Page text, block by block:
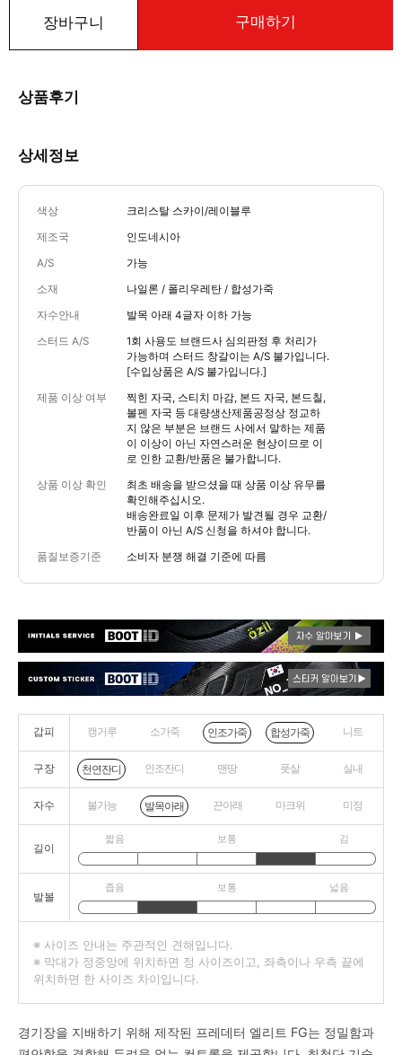
장바구니 구매하기
상품후기
상세정보
색상 크리스탈 스카이/레이블루
제조국 인도네시아
A/S 가능
소재 나일론 / 폴리우레탄 / 합성가죽
자수안내 발목 아래 4글자 이하 가능
스터드 A/S
1회 사용도 브랜드사 심의판정 후 처리가
가능하며 스터드 창갈이는 A/S 불가입니다.
[수입상품은 A/S 불가입니다.]
제품 이상 여부
찍힌 자국, 스티치 마감, 본드 자국, 본드칠,
볼펜 자국 등 대량생산제품공정상 정교하
지 않은 부분은 브랜드 사에서 말하는 제품
이 이상이 아닌 자연스러운 현상이므로 이
로 인한 교환/반품은 불가합니다.
상품 이상 확인
최초 배송을 받으셨을 때 상품 이상 유무를
확인해주십시오.
배송완료일 이후 문제가 발견될 경우 교환/
반품이 아닌 A/S 신청을 하셔야 합니다.
품질보증기준 소비자 분쟁 해결 기준에 따름
갑피 캥거루 소가죽 인조가죽 합성가죽 니트
구장 천연잔디 인조잔디 맨땅 풋살 실내
자수 불가능 발목아래 끈아래 마크위 미정
길이
짧음 보통 김
발볼
좁음 보통 넓음
※ 사이즈 안내는 주관적인 견해입니다.
※ 막대가 정중앙에 위치하면 정 사이즈이고, 좌측이나 우측 끝에
위치하면 한 사이즈 차이입니다.
경기장을 지배하기 위해 제작된 프레데터 엘리트 FG는 정밀함과